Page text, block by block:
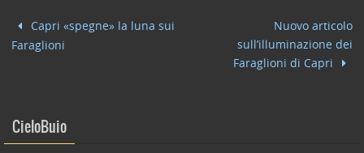
b
o
dI vi
Capri «spegne» la luna sui
Faraglioni
Nuovo articolo
sull’illuminazione dei
Faraglioni di Capri
CieloBuio